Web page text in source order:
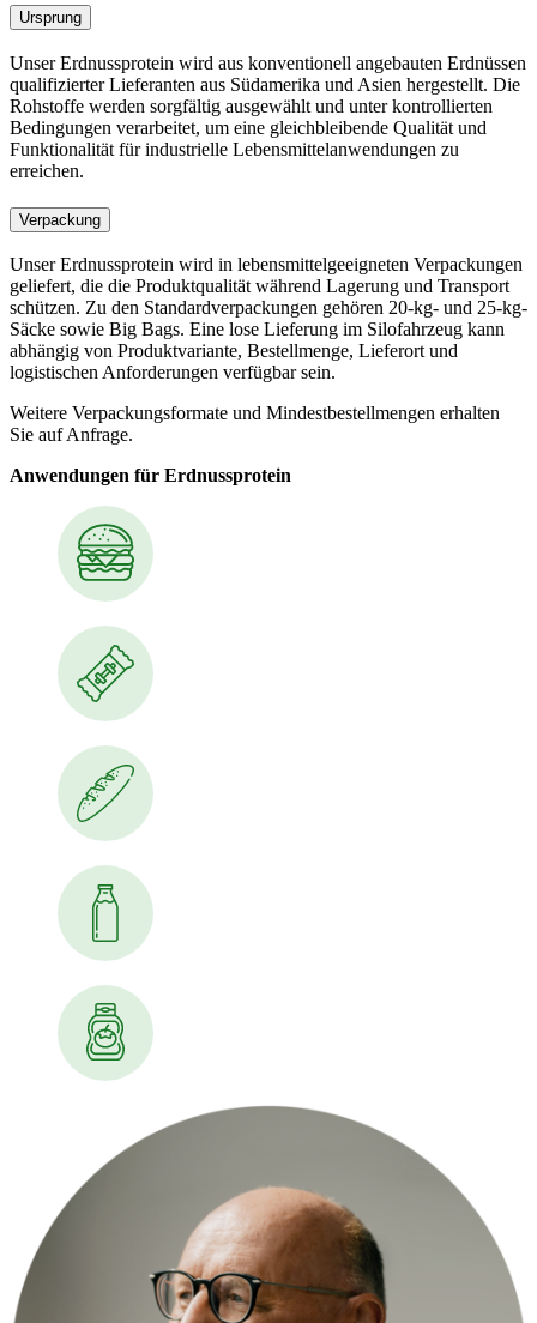
Ursprung
Unser Erdnussprotein wird aus konventionell angebauten Erdnüssen
qualifizierter Lieferanten aus Südamerika und Asien hergestellt. Die
Rohstoffe werden sorgfältig ausgewählt und unter kontrollierten
Bedingungen verarbeitet, um eine gleichbleibende Qualität und
Funktionalität für industrielle Lebensmittelanwendungen zu
erreichen.
Verpackung
Unser Erdnussprotein wird in lebensmittelgeeigneten Verpackungen
geliefert, die die Produktqualität während Lagerung und Transport
schützen. Zu den Standardverpackungen gehören 20-kg- und 25-kg-
Säcke sowie Big Bags. Eine lose Lieferung im Silofahrzeug kann
abhängig von Produktvariante, Bestellmenge, Lieferort und
logistischen Anforderungen verfügbar sein.
Weitere Verpackungsformate und Mindestbestellmengen erhalten
Sie auf Anfrage.
Anwendungen für Erdnussprotein